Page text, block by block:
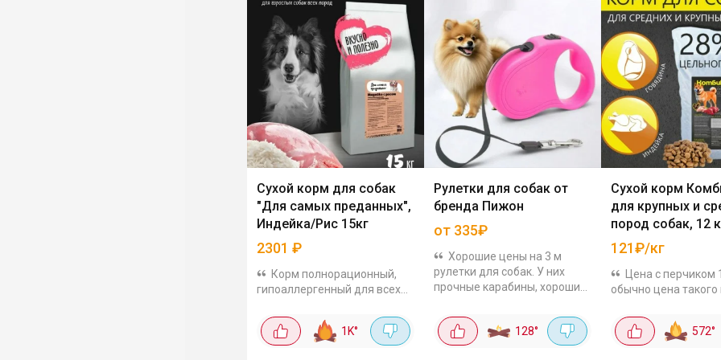
Сухой корм для собак
"Для самых преданных",
Индейка/Рис 15кг
2301 ₽
Корм полнорационный,
гипоаллергенный для всех
усваиваются, состав
сбалансированный: мясо,
1K°
Рулетки для собак от
бренда Пижон
от 335₽
Хорошие цены на 3 м
рулетки для собак. У них
прочные карабины, хорошие
подбирай под свой вкус:
Зарница чёрно-синяя за
367₽ Фантазия за 393₽ ...
128°
Сухой корм
для крупных и
пород собак, 12
121₽/кг
Цена с перчиком
обычно цена
корм с высоким
содержанием 572°